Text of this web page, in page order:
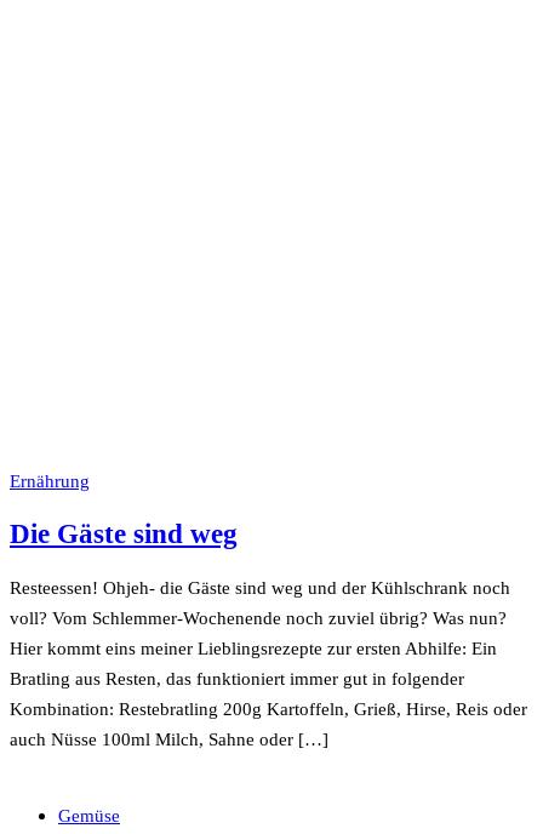
Ernährung
Die Gäste sind weg
Resteessen! Ohjeh- die Gäste sind weg und der Kühlschrank noch
voll? Vom Schlemmer-Wochenende noch zuviel übrig? Was nun?
Hier kommt eins meiner Lieblingsrezepte zur ersten Abhilfe: Ein
Bratling aus Resten, das funktioniert immer gut in folgender
Kombination: Restebratling 200g Kartoffeln, Grieß, Hirse, Reis oder
auch Nüsse 100ml Milch, Sahne oder […]
Gemüse